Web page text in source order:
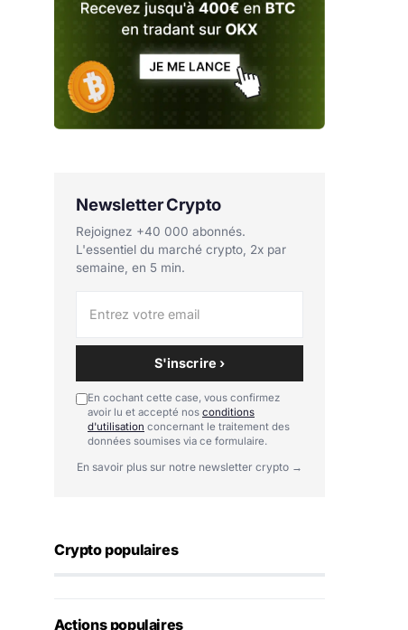
Newsletter Crypto
Rejoignez +40 000 abonnés.
L'essentiel du marché crypto, 2x par
semaine, en 5 min.
S'inscrire ›
En cochant cette case, vous confirmez
avoir lu et accepté nos conditions
d'utilisation concernant le traitement des
données soumises via ce formulaire.
En savoir plus sur notre newsletter crypto →
Crypto populaires
Actions populaires